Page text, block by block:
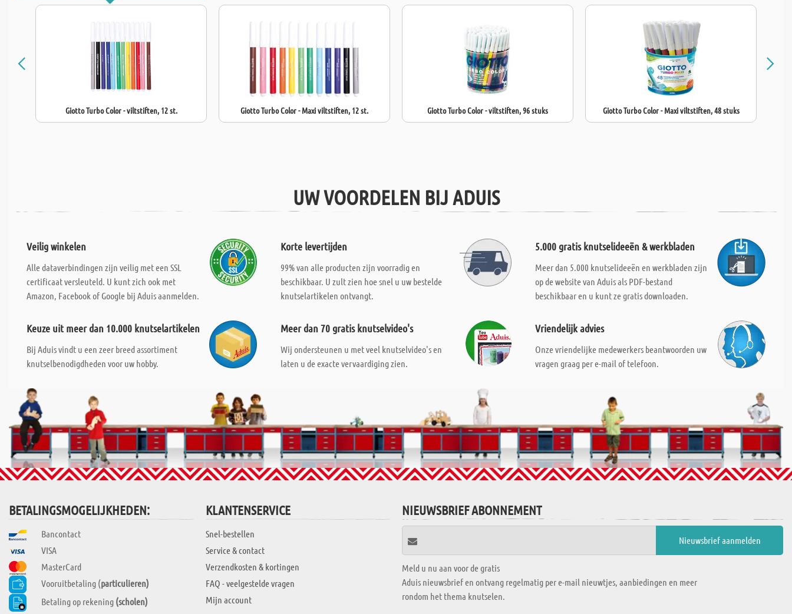
Giotto Turbo Color - viltstiften, 12 st. Giotto Turbo Color - Maxi viltstiften, 12 st. Giotto Turbo Color - viltstiften, 96 stuks Giotto Turbo Color - Maxi viltstiften, 48 stuks
UW VOORDELEN BIJ ADUIS
Veilig winkelen
Alle dataverbindingen zijn veilig met een SSL
certificaat versleuteld. U kunt zich ook met
Amazon, Facebook of Google bij Aduis aanmelden.
Korte levertijden
99% van alle producten zijn voorradig en
beschikbaar. U zult zien hoe snel u uw bestelde
knutselartikelen ontvangt.
5.000 gratis knutselideeën & werkbladen
Meer dan 5.000 knutselideeën en werkbladen zijn
op de website van Aduis als PDF-bestand
beschikbaar en u kunt ze gratis downloaden.
Keuze uit meer dan 10.000 knutselartikelen
Bij Aduis vindt u een zeer breed assortiment
knutselbenodigdheden voor uw hobby.
Meer dan 70 gratis knutselvideo's
Wij ondersteunen u met veel knutselvideo's en
laten u de exacte vervaardiging zien.
Vriendelijk advies
Onze vriendelijke medewerkers beantwoorden uw
vragen graag per e-mail of telefoon.
BETALINGSMOGELIJKHEDEN:
Bancontact
VISA
MasterCard
Vooruitbetaling (particulieren)
Betaling op rekening (scholen)
KLANTENSERVICE
Snel-bestellen
Service & contact
Verzendkosten & kortingen
FAQ - veelgestelde vragen
Mijn account
NIEUWSBRIEF ABONNEMENT
Meld u nu aan voor de gratis
Aduis nieuwsbrief en ontvang regelmatig per e-mail nieuwtjes, aanbiedingen en meer
rondom het thema knutselen.